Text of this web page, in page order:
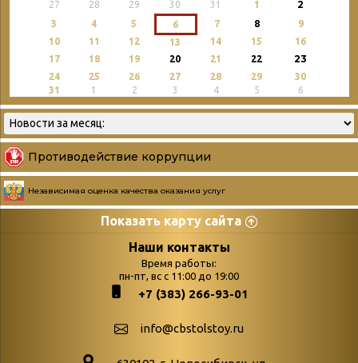
27 28 29 30 31 1 2
3 4 5 6 7 8
9
10
11 12 13 14 15
16
17
18 19 20 21 22 23
24 25 26 27 28 29
30
31
1 2 3 4 5 6
Противодействие коррупции
Независимая оценка качества оказания услуг
Показать карту сайта
Страницы
podvedenie-itogov-festivalya-
paskhalnaya-palitra
поступлений
Война. Народ.
Наши контакты
Время работы:
пн-пт, вс с 11:00 до 19:00
+7 (383) 266-93-01
info@cbstolstoy.ru